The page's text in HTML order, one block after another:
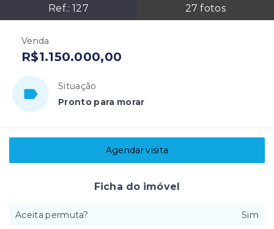
Ref.:127 27 fotos
Venda
R$1.150.000,00
Situação
Pronto para morar
Agendar visita
Ficha do imóvel
Aceita permuta?
Sim